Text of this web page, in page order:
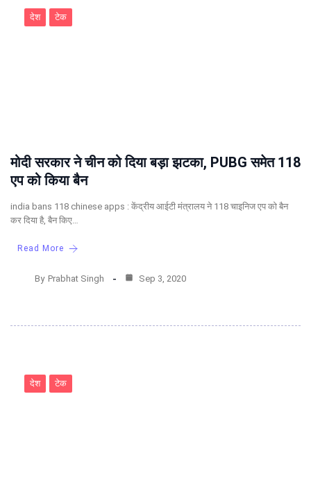
देश टेक
मोदी सरकार ने चीन को दिया बड़ा झटका, PUBG समेत 118
एप को किया बैन
india bans 118 chinese apps : केंद्रीय आईटी मंत्रालय ने 118 चाइनिज एप को बैन
कर दिया है, बैन किए…
Read More
By Prabhat Singh Sep 3, 2020
देश टेक